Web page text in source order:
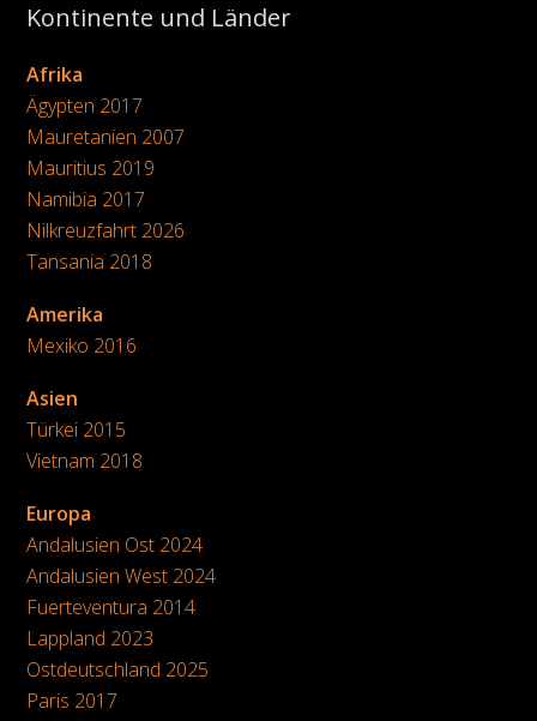
Kontinente und Länder
Afrika
Ägypten 2017
Mauretanien 2007
Mauritius 2019
Namibia 2017
Nilkreuzfahrt 2026
Tansania 2018
Amerika
Mexiko 2016
Asien
Türkei 2015
Vietnam 2018
Europa
Andalusien Ost 2024
Andalusien West 2024
Fuerteventura 2014
Lappland 2023
Ostdeutschland 2025
Paris 2017